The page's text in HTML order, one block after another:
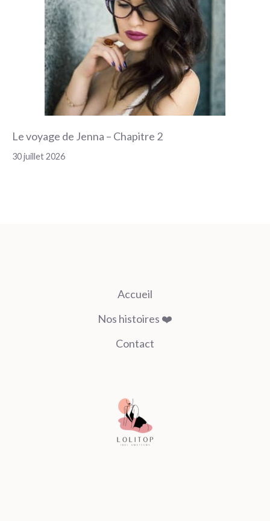
Le voyage de Jenna – Chapitre 2
30 juillet 2026
Accueil
Nos histoires ❤️
Contact